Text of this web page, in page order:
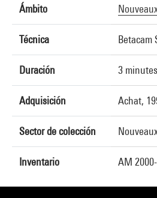
Ámbito
Técnica Betacam
Duración 3 minutes
Adquisición Achat,
Sector de colección
Inventario AM